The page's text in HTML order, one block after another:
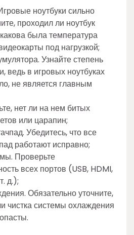
ноутбуки сильно
проходил ли ноутбук
была температура
под нагрузкой;
Узнайте степень
ведь в игровых ноутбуках
не является главным
нет ли на нем битых
или царапин;
Убедитесь, что все
работают исправно;
Проверьте
всех портов (USB, HDMI,
д.);
Обязательно уточните,
чистка системы охлаждения